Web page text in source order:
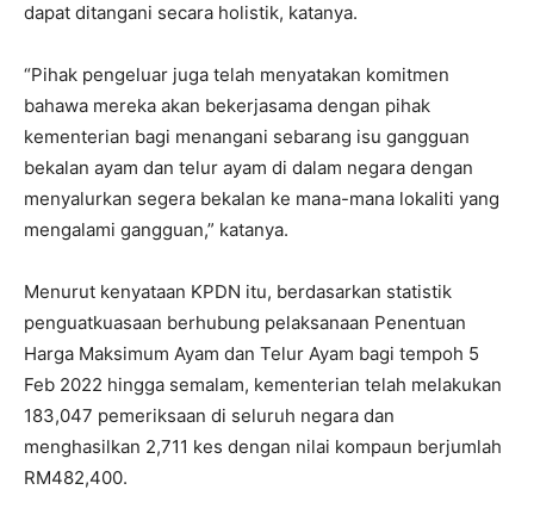
dapat ditangani secara holistik, katanya.
“Pihak pengeluar juga telah menyatakan komitmen
bahawa mereka akan bekerjasama dengan pihak
kementerian bagi menangani sebarang isu gangguan
bekalan ayam dan telur ayam di dalam negara dengan
menyalurkan segera bekalan ke mana-mana lokaliti yang
mengalami gangguan,” katanya.
Menurut kenyataan KPDN itu, berdasarkan statistik
penguatkuasaan berhubung pelaksanaan Penentuan
Harga Maksimum Ayam dan Telur Ayam bagi tempoh 5
Feb 2022 hingga semalam, kementerian telah melakukan
183,047 pemeriksaan di seluruh negara dan
menghasilkan 2,711 kes dengan nilai kompaun berjumlah
RM482,400.